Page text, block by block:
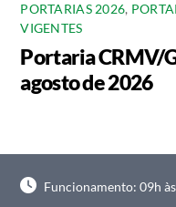
PORTARIAS 2026,
VIGENTES
Portaria CRMV/
agosto de 2026
Funcionamento: 09h